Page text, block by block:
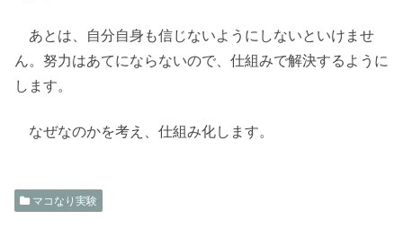
あとは、自分自身も信じないようにしないといけませ
ん。努力はあてにならないので、仕組みで解決するように
します。
なぜなのかを考え、仕組み化します。
マコなり実験